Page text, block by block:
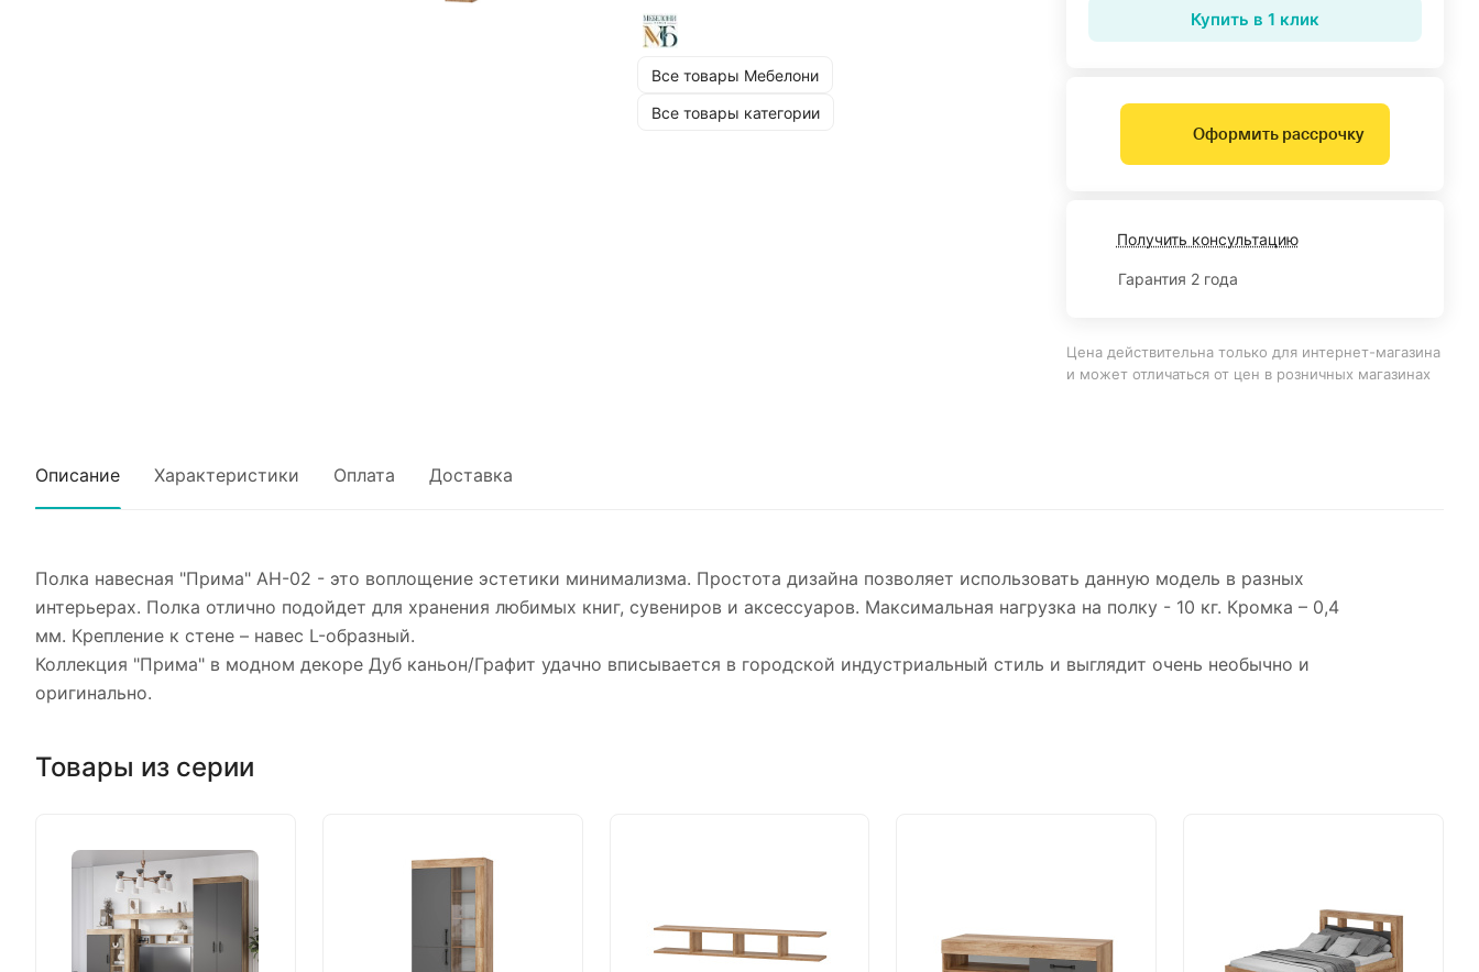
Все товары Мебелони
Все товары категории
Купить в 1 клик
Оформить рассрочку
Получить консультацию
Гарантия 2 года
Цена действительна только для интернет-магазина
и может отличаться от цен в розничных магазинах
Описание Характеристики Оплата Доставка
Полка навесная "Прима" АН-02 - это воплощение эстетики минимализма. Простота дизайна позволяет использовать данную модель в разных
интерьерах. Полка отлично подойдет для хранения любимых книг, сувениров и аксессуаров. Максимальная нагрузка на полку - 10 кг. Кромка – 0,4
мм. Крепление к стене – навес L-образный.
Коллекция "Прима" в модном декоре Дуб каньон/Графит удачно вписывается в городской индустриальный стиль и выглядит очень необычно и
оригинально.
Товары из серии